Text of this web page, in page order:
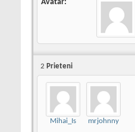
Avatar
2 Prieteni
Mihai_Is mrjohnny